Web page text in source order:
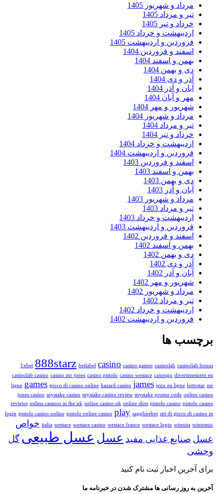
مرداد و شهریور 1405
تیر و مرداد 1405
خرداد و تیر 1405
اردیبهشت و خرداد 1405
فروردین و اردیبهشت 1405
اسفند و فروردین 1404
بهمن و اسفند 1404
دی و بهمن 1404
آذر و دی 1404
آبان و آذر 1404
مهر و آبان 1404
شهریور و مهر 1404
مرداد و شهریور 1404
تیر و مرداد 1404
خرداد و تیر 1404
اردیبهشت و خرداد 1404
فروردین و اردیبهشت 1404
اسفند و فروردین 1403
بهمن و اسفند 1403
دی و بهمن 1403
آبان و آذر 1403
مرداد و شهریور 1403
تیر و مرداد 1403
اردیبهشت و خرداد 1403
فروردین و اردیبهشت 1403
اسفند و فروردین 1402
بهمن و اسفند 1402
دی و بهمن 1402
آذر و دی 1402
آبان و آذر 1402
شهریور و مهر 1402
مرداد و شهریور 1402
تیر و مرداد 1402
اردیبهشت و خرداد 1402
فروردین و اردیبهشت 1402
برچسب ها
1xbet 888starz betlabel casino casino games casinolab casinolab bonus
casinolab casino casino mr jones casino pistolo casino westace casongo divertissement en
ligne games gioco di casino online hazard casino james jeux en ligne lottostar mr
jones casino mystake casino mystake casino review mystake promo code online casino
reviews online casinos in the uk online casino uk online slots pistolo casino pistolo casino
login pistolo casino online pistolo online casino play sapphirebet siti di gioco di casino in
italia westace westace casino westace france westace login winnita wintomic
خواص
عسل صنایع غذایی مفید عسل عسل طبیعی گل
وحشی
برای آخرین اخبار ثبت نام کنید
آخرین به روز رسانی ها مشترک شدن در خبرنامه ما